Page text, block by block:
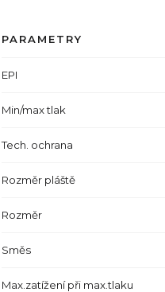
PARAMETRY
EPI
Min/max tlak
Tech. ochrana
Rozměr pláště
Rozměr
Směs
Max.zatížení při max.tlaku